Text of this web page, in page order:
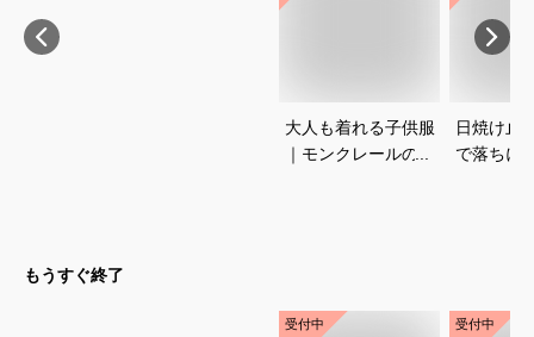
大人も着れる子供服
｜モンクレールのキ
日焼け止
で落ちに
もうすぐ終了
受付中 受付中